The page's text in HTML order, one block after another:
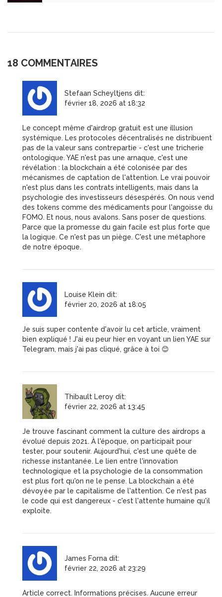
18 COMMENTAIRES
Stefaan Scheyltjens dit:
février 18, 2026 at 18:32
Le concept même d'airdrop gratuit est une illusion
systémique. Les protocoles décentralisés ne distribuent
pas de la valeur sans contrepartie - c'est une tricherie
ontologique. YAE n'est pas une arnaque, c'est une
révélation : la blockchain a été colonisée par des
mécanismes de captation de l'attention. Le vrai pouvoir
n'est plus dans les contrats intelligents, mais dans la
psychologie des investisseurs désespérés. On nous vend
des tokens comme des médicaments pour l'angoisse du
FOMO. Et nous, nous avalons. Sans poser de questions.
Parce que la promesse du gain facile est plus forte que
la logique. Ce n'est pas un piège. C'est une métaphore
de notre époque.
Louise Klein dit:
février 20, 2026 at 18:05
Je suis super contente d'avoir lu cet article, vraiment
bien expliqué ! J'ai eu peur hier en voyant un lien YAE sur
Telegram, mais j'ai pas cliqué, grâce à toi 😊
Thibault Leroy dit:
février 22, 2026 at 13:45
Je trouve fascinant comment la culture des airdrops a
évolué depuis 2021. À l'époque, on participait pour
tester, pour soutenir. Aujourd'hui, c'est une quête de
richesse instantanée. Le lien entre l'innovation
technologique et la psychologie de la consommation
est plus fort qu'on ne le pense. La blockchain a été
dévoyée par le capitalisme de l'attention. Ce n'est pas
le code qui est dangereux - c'est l'attente humaine qu'il
exploite.
James Forna dit:
février 22, 2026 at 23:29
Article correct. Informations précises. Aucune erreur